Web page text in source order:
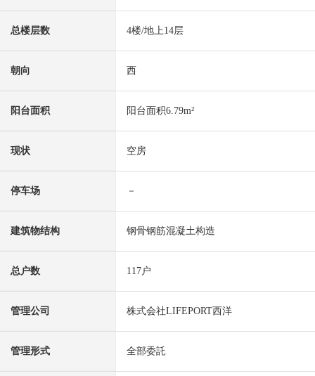
总楼层数 4楼/地上14层
朝向 西
阳台面积 阳台面积6.79m²
现状 空房
停车场 －
建筑物结构 钢骨钢筋混凝土构造
总户数 117户
管理公司 株式会社LIFEPORT西洋
管理形式 全部委託